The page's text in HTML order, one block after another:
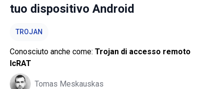
tuo dispositivo Android
TROJAN
Conosciuto anche come: Trojan di accesso remoto
IcRAT
Tomas Meskauskas